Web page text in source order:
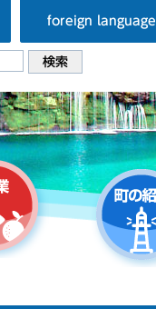
foreign language